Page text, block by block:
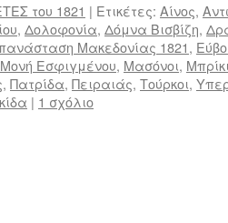
του 1821 | Ετικέτες: Αίνος,
, Δολοφονία, Δόμνα Βισβίζη,
Μακεδονίας 1821,
Εσφιγμένου, Μασόνοι,
, Πατρίδα, Πειραιάς, Τούρκοι,
| 1 σχόλιο